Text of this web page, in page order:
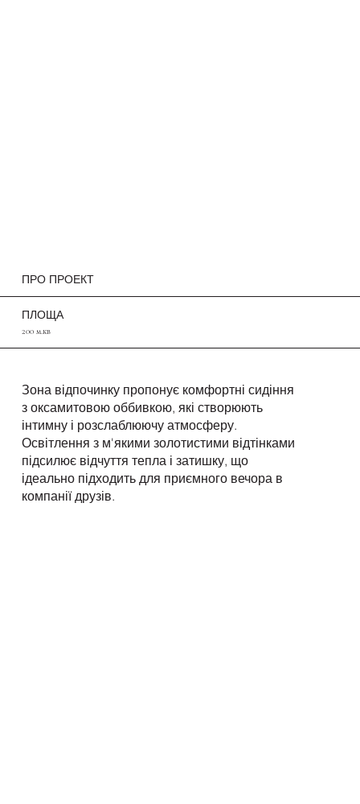
ПЛОЩА
200 м.кв
ПРО ПРОЕКТ
Зона відпочинку пропонує комфортні сидіння
з оксамитовою оббивкою, які створюють
інтимну і розслаблюючу атмосферу.
Освітлення з м'якими золотистими відтінками
підсилює відчуття тепла і затишку, що
ідеально підходить для приємного вечора в
компанії друзів.